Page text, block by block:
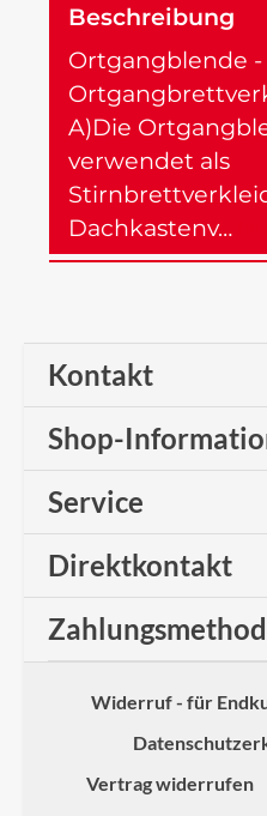
Beschreibung
Ortgangblende -
A)Die
verwendet als
Dachkastenv…
Kontakt
Shop-
Service
Direktkontakt
Widerruf - für
Vertrag widerrufen